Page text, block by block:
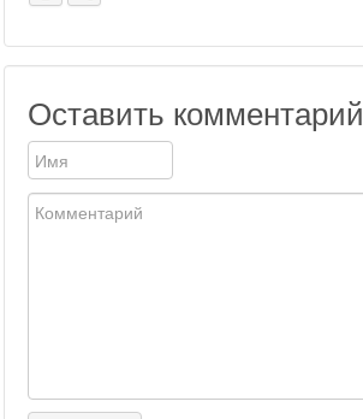
Оставить комментарий